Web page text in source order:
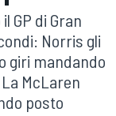
GP di Gran
Norris gli
giri mandando
McLaren
posto